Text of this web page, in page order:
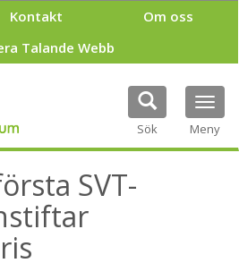
Kontakt
Om oss
Talande Webb
Sök Meny
SVT-